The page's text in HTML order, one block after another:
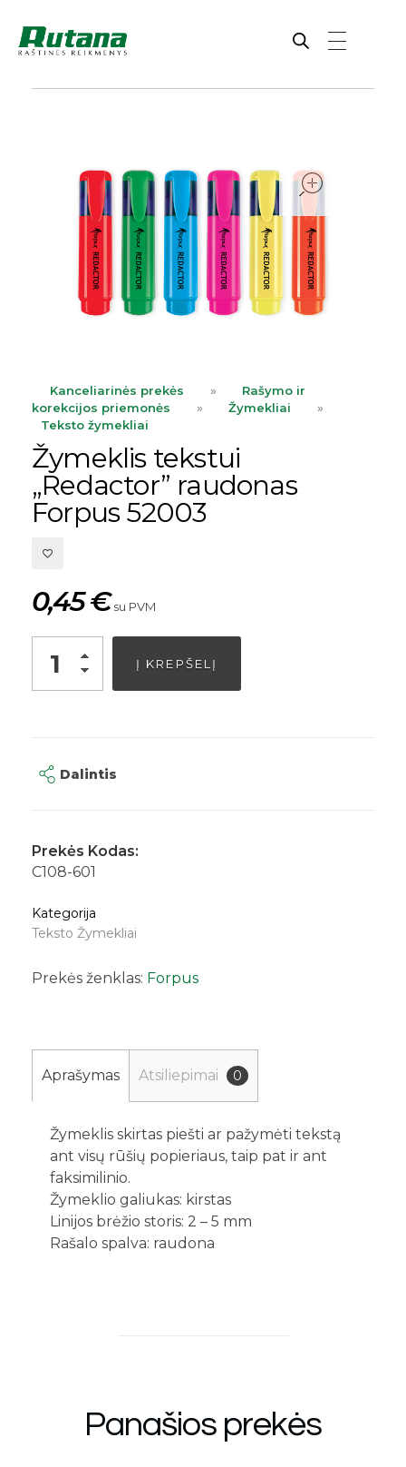
Kanceliarinės prekės »
Rašymo ir
korekcijos priemonės
» Žymekliai
»
Teksto žymekliai
Žymeklis tekstui
„Redactor” raudonas
Forpus 52003
0,45€ su PVM
Į KREPŠELĮ
Dalintis
Prekės Kodas:
C108-601
Kategorija
Teksto Žymekliai
Prekės ženklas: Forpus
Aprašymas Atsiliepimai 0
Žymeklis skirtas piešti ar pažymėti tekstą
ant visų rūšių popieriaus, taip pat ir ant
faksimilinio.
Žymeklio galiukas: kirstas
Linijos brėžio storis: 2 – 5 mm
Rašalo spalva: raudona
Panašios prekės